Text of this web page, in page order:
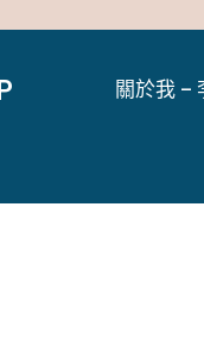
關於我 –